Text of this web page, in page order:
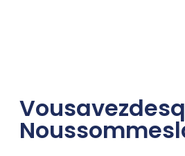
Vousavezdes
Noussommes